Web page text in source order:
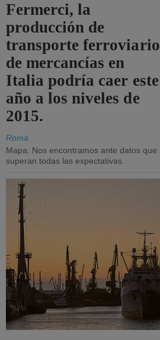
Fermerci, la
producción de
transporte ferroviario
de mercancías en
Italia podría caer este
año a los niveles de
2015.
Roma
Mapa: Nos encontramos ante datos que
superan todas las expectativas.